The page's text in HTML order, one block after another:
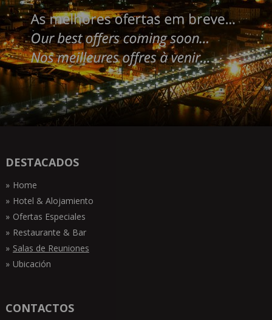
DESTACADOS
Home
Hotel & Alojamiento
Ofertas Especiales
Restaurante & Bar
Salas de Reuniones
Ubicación
CONTACTOS